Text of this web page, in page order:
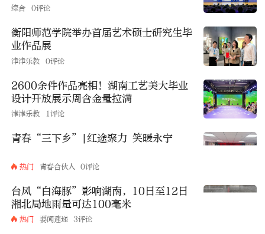
综合 0评论
衡阳师范学院举办首届艺术硕士研究生毕
业作品展
津津乐教 0评论
2600余件作品亮相！湖南工艺美大毕业
设计开放展示周含金量拉满
津津乐教 1评论
青春“三下乡”|红途聚力 笑暖永宁
热门 青春合伙人 0评论
台风“白海豚”影响湖南，10日至12日
湘北局地雨量可达100毫米
热门 要闻速递 3评论